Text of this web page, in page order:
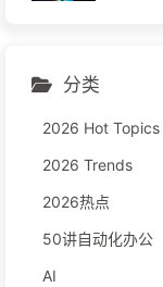
分类
2026 Hot Topics
2026 Trends
2026热点
50讲自动化办公
AI